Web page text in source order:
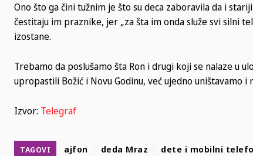
Ono što ga čini tužnim je što su deca zaboravila da i
čestitaju im praznike, jer „za šta im onda služe svi silni
izostane.
Trebamo da poslušamo šta Ron i drugi koji se nalaze u
upropastili Božić i Novu Godinu, već ujedno uništavamo i
Izvor: Telegraf
TAGOVI ajfon deda Mraz dete i mobilni